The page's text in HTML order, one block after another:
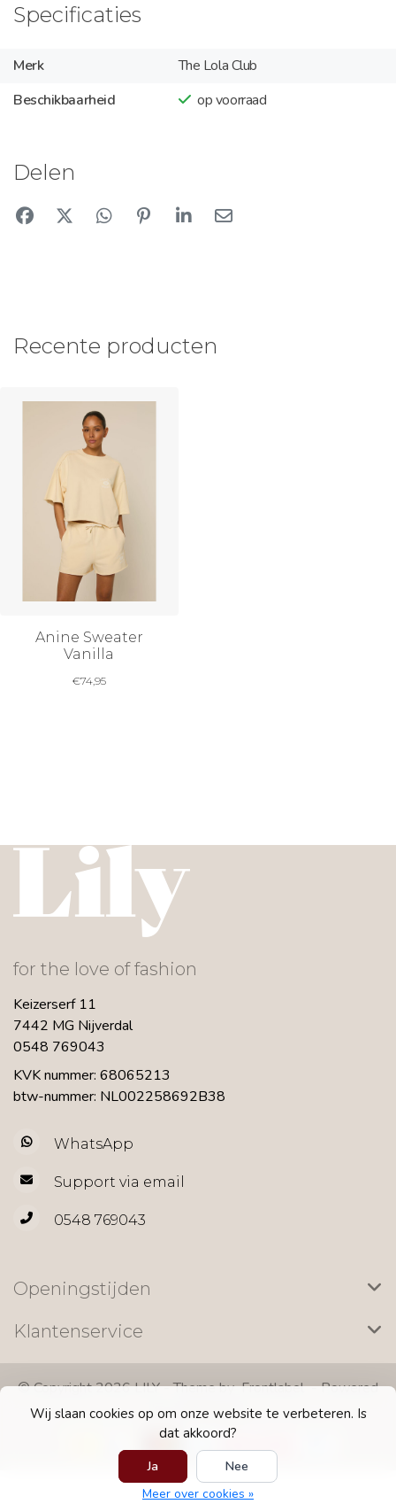
Wij slaan cookies op om onze website te verbeteren. Is
dat akkoord?
Ja
Nee
Meer over cookies »
Specificaties
Merk
The Lola Club
Beschikbaarheid
op voorraad
Delen
Recente producten
Anine Sweater
Vanilla
€74,95
for the love of fashion
Keizerserf 11
7442 MG Nijverdal
0548 769043
KVK nummer: 68065213
btw-nummer: NL002258692B38
WhatsApp
Support via email
0548 769043
Openingstijden
Klantenservice
© Copyright 2026 LILY - Theme byFrontlabel- Powered
byLightspeed